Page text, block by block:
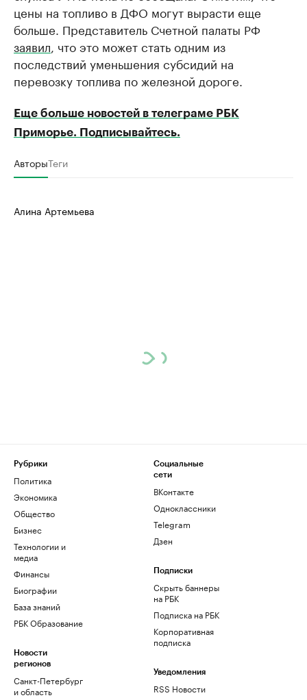
цены на топливо в ДФО могут вырасти еще
больше. Представитель Счетной палаты РФ
заявил , что это может стать одним из
последствий уменьшения субсидий на
перевозку топлива по железной дороге.
Еще больше новостей в телеграме РБК
Приморье. Подписывайтесь.
АвторыТеги
Алина Артемьева
Рубрики
Политика
Экономика
Общество
Бизнес
Технологии и
медиа
Финансы
Биографии
База знаний
РБК Образование
Новости
регионов
Санкт-Петербург
и область
Социальные
сети
ВКонтакте
Одноклассники
Telegram
Дзен
Подписки
Скрыть баннеры
на РБК
Подписка на РБК
Корпоративная
подписка
Уведомления
RSS Новости